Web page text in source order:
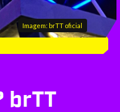
Imagem: brTT oficial
brTT